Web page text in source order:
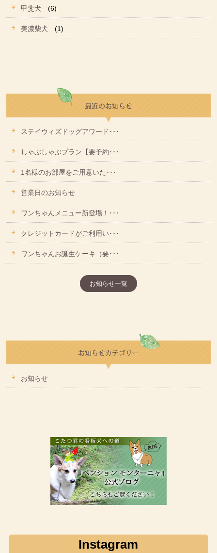
甲斐犬 (6)
美濃柴犬 (1)
ステイウィズドッグアワード･･･
しゃぶしゃぶプラン【要予約･･･
1名様のお部屋をご用意いた･･･
営業日のお知らせ
ワンちゃんメニュー新登場！･･･
クレジットカードがご利用い･･･
ワンちゃんお誕生ケーキ（要･･･
お知らせ一覧
お知らせ
Instagram